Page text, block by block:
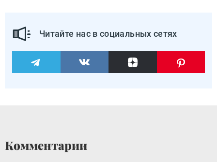
Читайте нас в социальных сетях
Комментарии